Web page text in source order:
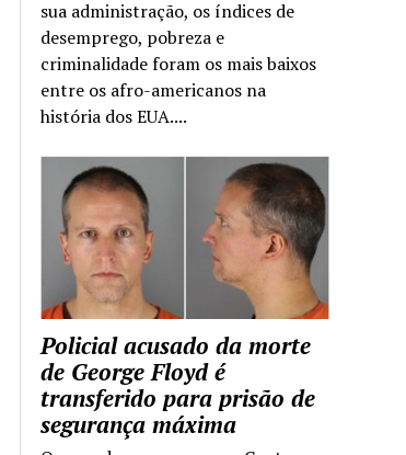
sua administração, os índices de
desemprego, pobreza e
criminalidade foram os mais baixos
entre os afro-americanos na
história dos EUA....
Policial acusado da morte
de George Floyd é
transferido para prisão de
segurança máxima